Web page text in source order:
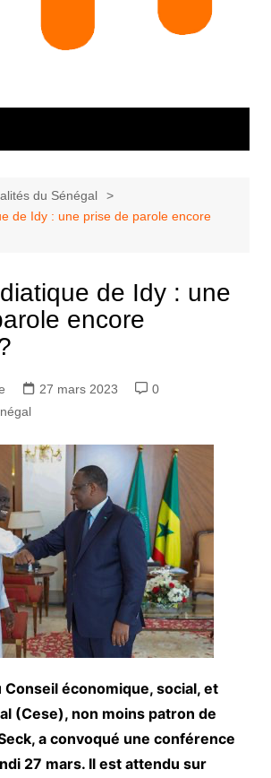
du Sénégal
de Idy : une prise de parole encore
de Idy : une
encore
27 mars 2023
0
économique, social, et
(Cese), non moins patron de
a convoqué une conférence
27 mars. Il est attendu sur